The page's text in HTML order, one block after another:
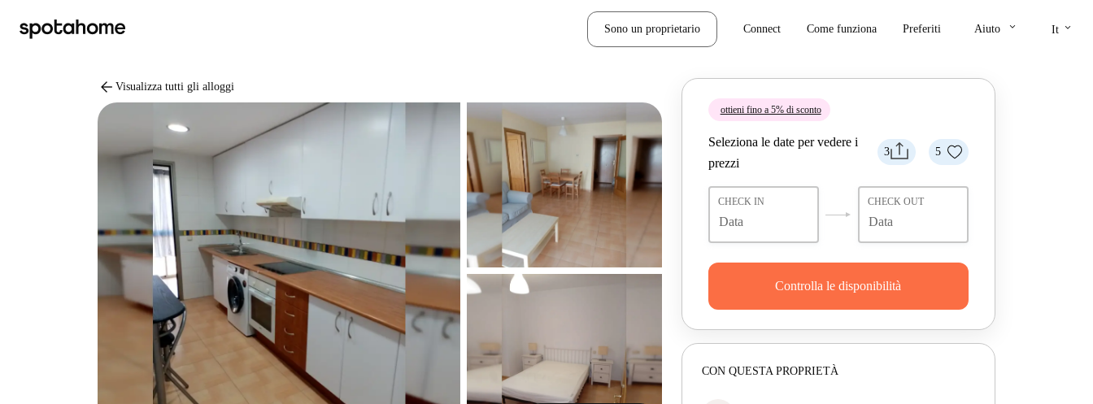
Sono un proprietario Connect Come funziona Preferiti Aiuto keyboard_arrow_down It keyboard_arrow_down
arrow_back Visualizza tutti gli alloggi
ottieni fino a 5% di sconto
3 5
Seleziona le date per vedere i
prezzi
CHECK IN CHECK OUT
Controlla le disponibilità
CON QUESTA PROPRIETÀ